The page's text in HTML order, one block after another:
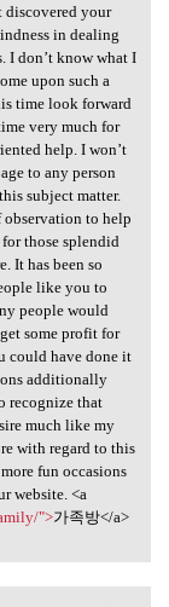
discovered your
in dealing
I don’t know what I
upon such a
time look forward
very much for
help. I won’t
to any person
subject matter.
to help
those splendid
It has been so
like you to
people would
some profit for
could have done it
additionally
recognize that
much like my
with regard to this
fun occasions
website. <a
">가족방</a>